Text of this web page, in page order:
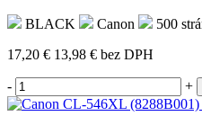
BLACK Canon 500
17,20 € 13,98 € bez DPH
- +